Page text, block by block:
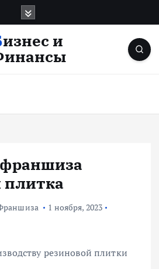
и
плитка
1 ноября, 2023
резиновой плитки